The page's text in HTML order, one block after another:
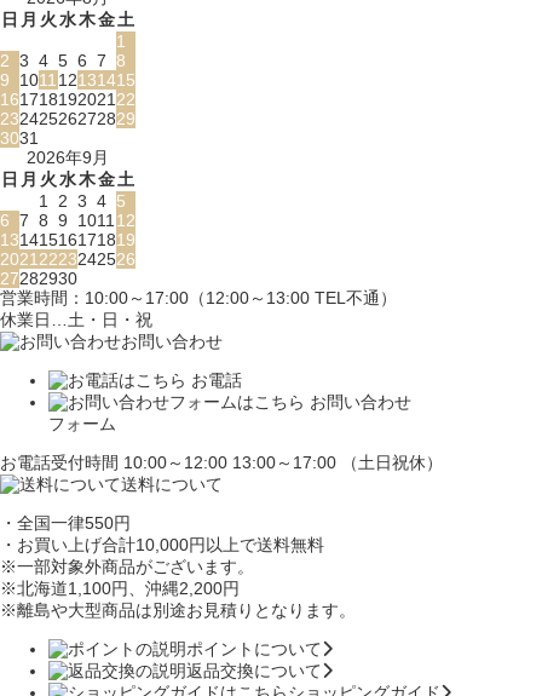
日 月 火水木金土
1
2 3 4 5 6 7 8
9
1011 12131415
161718192021 22
23242526272829
3031
2026年9月
日 月 火水木金土
1
2 3 4 5
6 7 8 9 1011 12
13141516171819
2021 2223242526
27282930
営業時間：10:00～17:00（12:00～13:00 TEL不通）
休業日…土・日・祝
お問い合わせ
お電話
お問い合わせ
フォーム
お電話受付時間 10:00～12:00 13:00～17:00 （土日祝休）
送料について
・全国一律550円
・お買い上げ合計10,000円以上で送料無料
※一部対象外商品がございます。
※北海道1,100円 、沖縄2,200円
※離島や大型商品は別途お見積りとなります。
ポイントについて
返品交換について
ショッピングガイド